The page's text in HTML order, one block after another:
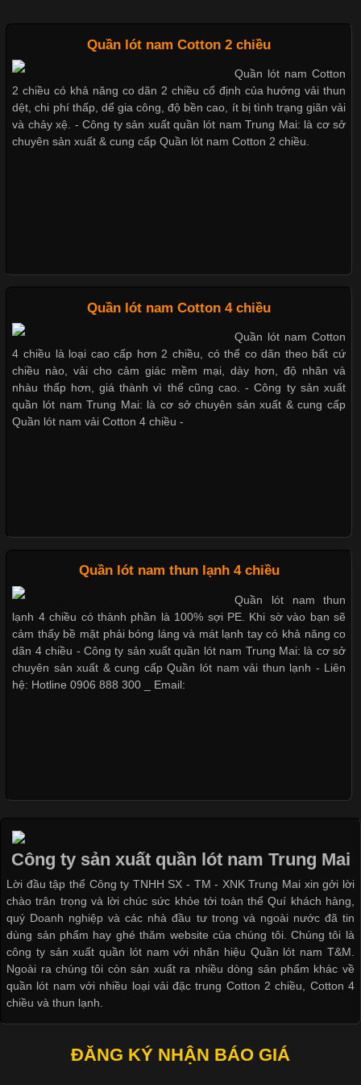
Chất Liệu Bamboo Xu Hướng Mới Trong Ngành Thời Trang
Cập nhật 2026-05-21 14:59:25
Trong những năm gần đây, vải Bamboo đang trở thành một
Những Loại Vải Thun Thông Dụng Và Đặc Điểm Nổi Bật
Cập nhật 2026-05-20 14:58:56
Vải thun là một trong những chất liệu được sử dụng rộng rãi
nhất trong ngành thời trang nhờ đặc tính co giãn, mềm mại và
thoải mái khi mặc. Từ áo thun, đồ thể thao cho đến đồ lót nam,
vải thun luôn đóng vai trò quan trọng trong quá trình sản xuất.
Cập nhật 2026-05-09 15:58:23
Các Form Áo Thun Phổ Biến Hiện Nay Và Xu Hướng Trong
Ngành May Mặc Áo thun là một trong những trang phục quen
thuộc và được sử dụng phổ biến nhất hiện nay. Không chỉ đa
dạng về màu sắc hay chất liệu, áo thun còn có nhiều form dáng
khác nhau để phù hợp với từng phong cách thời trang và nhu
cầu
Áo phông là một trong những trang phục phổ biến nhất trong
đời sống hiện đại nhờ sự tiện lợi, thoải mái và dễ phối đồ.
Không chỉ xuất hiện trong thời trang thường ngày, áo phông còn
được ứng dụng rộng rãi trong ngành sản xuất may mặc, đặc
biệt là các sản phẩm từ vải thun. Hiện nay,
Công Nghệ In Chuyển Nhiệt Trong Ngành Thời Trang Hiện
Cập nhật 2026-04-21 15:41:03
Xu hướng thời trang trẻ và quần lót nam giá sỉ
Những mẩu quần lót nam thông dụng hiện nay
Bộ sưu tập quần lót nam Boxer TpHCM
Quần lót nam boxer thun lạnh
Quần lót nam Cotton 2 chiều
Quần lót nam Cotton
2 chiều có khả năng co dãn 2 chiều cố định của hướng vải thun
dệt, chi phí thấp, dể gia công, độ bền cao, ít bị tình trạng giãn vải
và chảy xệ. - Công ty sản xuất quần lót nam Trung Mai: là cơ sở
chuyên sản xuất & cung cấp Quần lót nam Cotton 2 chiều.
Quần lót nam Cotton 4 chiều
Quần lót nam Cotton
4 chiều là loại cao cấp hơn 2 chiều, có thể co dãn theo bất cứ
chiều nào, vải cho cảm giác mềm mại, dày hơn, độ nhăn và
nhàu thấp hơn, giá thành vì thế cũng cao. - Công ty sản xuất
quần lót nam Trung Mai: là cơ sở chuyên sản xuất & cung cấp
Quần lót nam vải Cotton 4 chiều -
Quần lót nam thun lạnh 4 chiều
Quần lót nam thun
lạnh 4 chiều có thành phần là 100% sợi PE. Khi sờ vào bạn sẽ
cảm thấy bề mặt phải bóng láng và mát lạnh tay có khả năng co
dãn 4 chiều - Công ty sản xuất quần lót nam Trung Mai: là cơ sở
chuyên sản xuất & cung cấp Quần lót nam vải thun lạnh - Liên
hệ: Hotline 0906 888 300 _ Email:
Công ty sản xuất quần lót nam Trung Mai
Lời đầu tập thể Công ty TNHH SX - TM - XNK Trung Mai xin gởi lời
chào trân trọng và lời chúc sức khỏe tới toàn thể Quí khách hàng,
quý Doanh nghiệp và các nhà đầu tư trong và ngoài nước đã tin
dùng sản phẩm hay ghé thăm website của chúng tôi. Chúng tôi là
công ty sản xuất quần lót nam với nhãn hiệu Quần lót nam T&M.
Ngoài ra chúng tôi còn sản xuất ra nhiều dòng sản phẩm khác về
quần lót nam với nhiều loại vải đặc trung Cotton 2 chiều, Cotton 4
chiều và thun lạnh.
ĐĂNG KÝ NHẬN BÁO GIÁ